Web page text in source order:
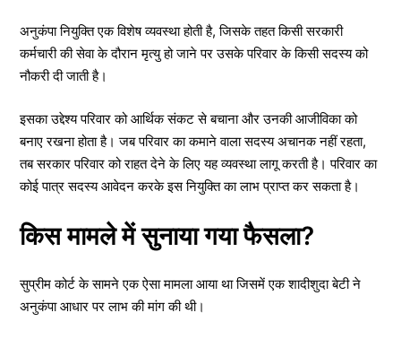
अनुकंपा नियुक्ति एक विशेष व्यवस्था होती है, जिसके तहत किसी सरकारी
कर्मचारी की सेवा के दौरान मृत्यु हो जाने पर उसके परिवार के किसी सदस्य को
नौकरी दी जाती है।
इसका उद्देश्य परिवार को आर्थिक संकट से बचाना और उनकी आजीविका को
बनाए रखना होता है। जब परिवार का कमाने वाला सदस्य अचानक नहीं रहता,
तब सरकार परिवार को राहत देने के लिए यह व्यवस्था लागू करती है। परिवार का
कोई पात्र सदस्य आवेदन करके इस नियुक्ति का लाभ प्राप्त कर सकता है।
किस मामले में सुनाया गया फैसला?
सुप्रीम कोर्ट के सामने एक ऐसा मामला आया था जिसमें एक शादीशुदा बेटी ने
अनुकंपा आधार पर लाभ की मांग की थी।